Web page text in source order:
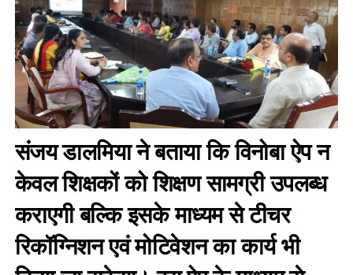
संजय डालमिया ने बताया कि विनोबा ऐप न
केवल शिक्षकों को शिक्षण सामग्री उपलब्ध
कराएगी बल्कि इसके माध्यम से टीचर
रिकॉग्निशन एवं मोटिवेशन का कार्य भी